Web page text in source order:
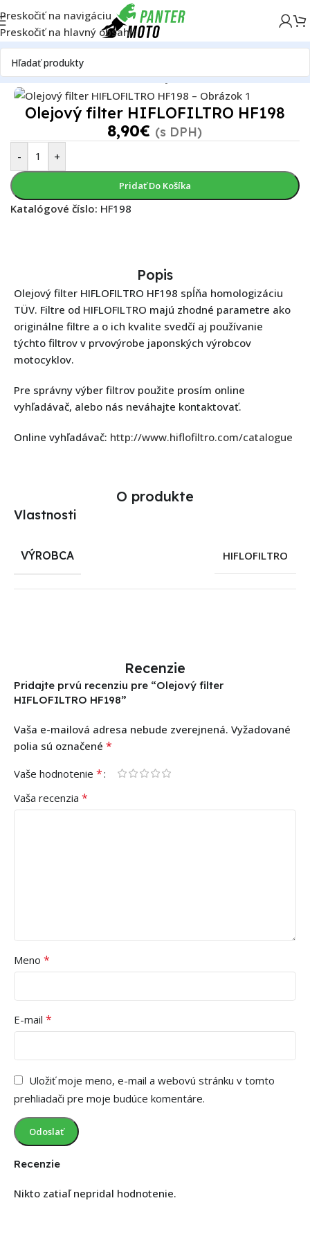
Preskočiť na navigáciu
Preskočiť na hlavný obsah
DomovOFF ROADMotorFiltreOlejové filtre
Olejový filter HIFLOFILTRO HF198
8,90€ (s DPH)
- +
Pridať Do Košíka
Katalógové číslo: HF198
Popis
Olejový filter HIFLOFILTRO HF198 spĺňa homologizáciu
TÜV. Filtre od HIFLOFILTRO majú zhodné parametre ako
originálne filtre a o ich kvalite svedčí aj používanie
týchto filtrov v prvovýrobe japonských výrobcov
motocyklov.
Pre správny výber filtrov použite prosím online
vyhľadávač, alebo nás neváhajte kontaktovať.
Online vyhľadávač: http://www.hiflofiltro.com/catalogue
O produkte
Vlastnosti
VÝROBCA HIFLOFILTRO
Recenzie
Recenzie
Nikto zatiaľ nepridal hodnotenie.
Pridajte prvú recenziu pre “Olejový filter
HIFLOFILTRO HF198”
Vaša e-mailová adresa nebude zverejnená. Vyžadované
polia sú označené *
Vaše hodnotenie *
Vaša recenzia *
Meno *
E-mail *
Uložiť moje meno, e-mail a webovú stránku v tomto
prehliadači pre moje budúce komentáre.